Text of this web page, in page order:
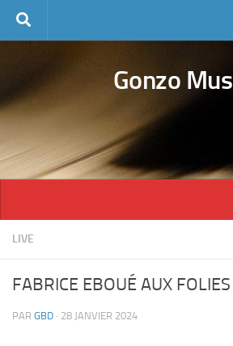
Skip to content
Gonzo
LIVE
FABRICE EBOUÉ AUX
PAR GBD · 28 JANVIER 2024